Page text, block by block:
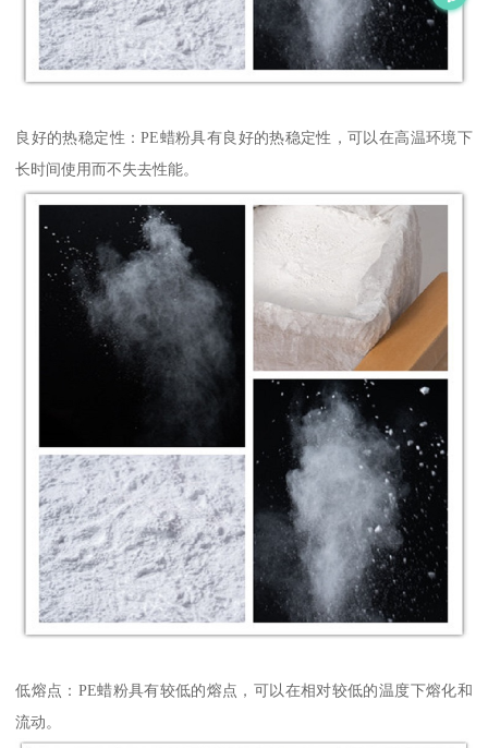
良好的热稳定性：PE蜡粉具有良好的热稳定性，可以在高温环境下
长时间使用而不失去性能。
低熔点：PE蜡粉具有较低的熔点，可以在相对较低的温度下熔化和
流动。